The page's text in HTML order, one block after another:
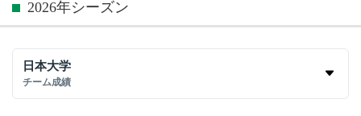
2026年シーズン
日本大学
チーム成績